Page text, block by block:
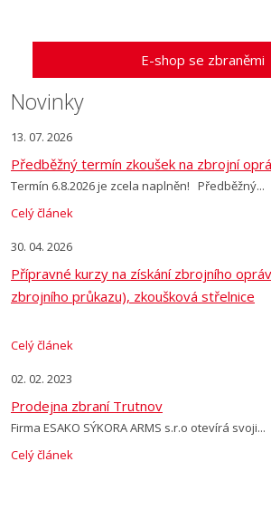
nepodařilo
odeslat.
E-shop se zbraněmi
Novinky
13. 07. 2026
Předběžný termín zkoušek na zbrojní
Termín 6.8.2026 je zcela naplněn! Předběžný...
Celý článek
30. 04. 2026
Přípravné kurzy na získání zbrojního
zbrojního průkazu), zkoušková střelnice
Celý článek
02. 02. 2023
Prodejna zbraní Trutnov
Firma ESAKO SÝKORA ARMS s.r.o otevírá svoji...
Celý článek